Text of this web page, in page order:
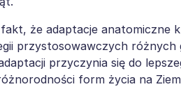
że adaptacje anatomiczne
przystosowawczych
przyczynia się do
form życia na